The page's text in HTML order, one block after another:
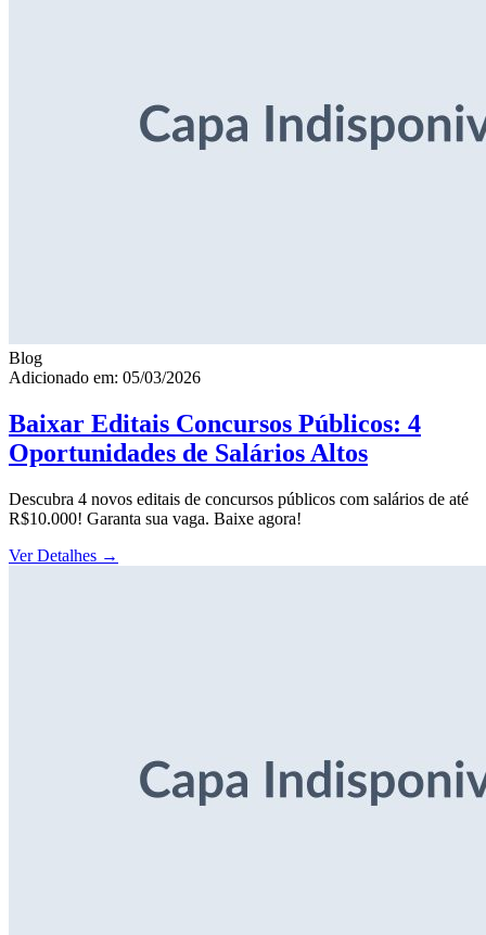
Blog
Adicionado em: 05/03/2026
Baixar Editais Concursos Públicos: 4
Oportunidades de Salários Altos
Descubra 4 novos editais de concursos públicos com salários de até
R$10.000! Garanta sua vaga. Baixe agora!
Ver Detalhes →